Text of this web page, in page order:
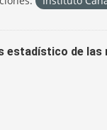
de las